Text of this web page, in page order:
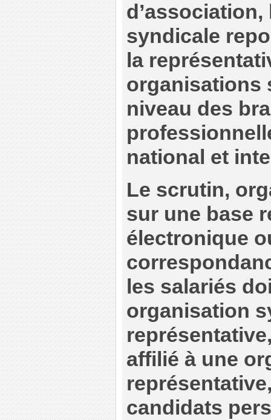
syndicale
la
organisations
niveau des
national et
Le scrutin,
sur une base
électronique
les salariés
organisation
affilié à une
candidats